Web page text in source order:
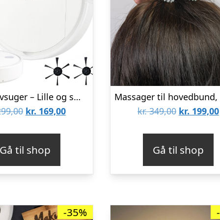
Robotstøvsuger – Lille og smart
Den
var:
kr. 299,00.
kr. 169,00Den
kr. 169,00.
Gå til shop
kr.349,00 Den
var:
kr. 349,00.
kr. 199,00
Gå til shop
-35%